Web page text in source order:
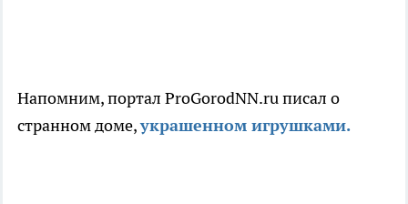
Напомним, портал ProGorodNN.ru писал о
странном доме,украшенном игрушками.